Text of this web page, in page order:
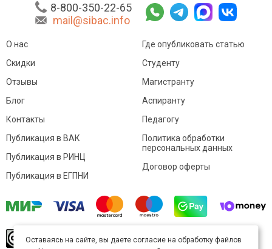
8-800-350-22-65
mail@sibac.info
О нас
Скидки
Отзывы
Блог
Контакты
Где опубликовать статью
Студенту
Магистранту
Аспиранту
Педагогу
Публикация в ВАК
Публикация в РИНЦ
Публикация в ЕГПНИ
Политика обработки
персональных данных
Договор оферты
произведение доступно полицензии Creative
Оставаясь на сайте, вы даете согласие на обработку файлов